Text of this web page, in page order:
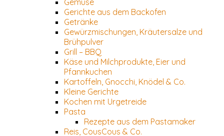
Gemüse
Gerichte aus dem Backofen
Getränke
Gewürzmischungen, Kräutersalze und
Brühpulver
Grill – BBQ
Käse und Milchprodukte, Eier und
Pfannkuchen
Kartoffeln, Gnocchi, Knödel & Co.
Kleine Gerichte
Kochen mit Urgetreide
Pasta
Rezepte aus dem Pastamaker
Reis, CousCous & Co.